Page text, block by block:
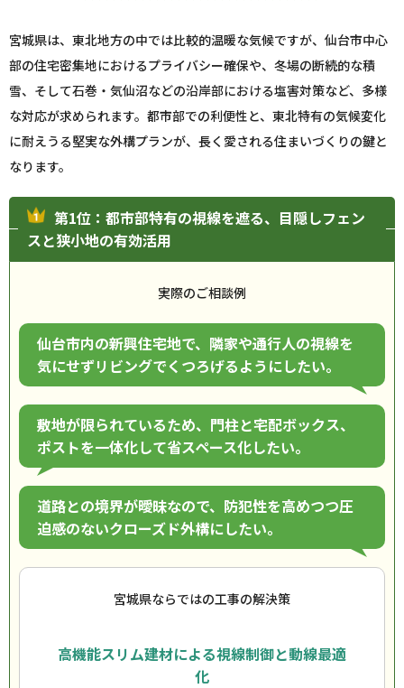
宮城県は、東北地方の中では比較的温暖な気候ですが、仙台市中心
部の住宅密集地におけるプライバシー確保や、冬場の断続的な積
雪、そして石巻・気仙沼などの沿岸部における塩害対策など、多様
な対応が求められます。都市部での利便性と、東北特有の気候変化
に耐えうる堅実な外構プランが、長く愛される住まいづくりの鍵と
なります。
第1位：都市部特有の視線を遮る、目隠しフェン
スと狭小地の有効活用
実際のご相談例
仙台市内の新興住宅地で、隣家や通行人の視線を
気にせずリビングでくつろげるようにしたい。
敷地が限られているため、門柱と宅配ボックス、
ポストを一体化して省スペース化したい。
道路との境界が曖昧なので、防犯性を高めつつ圧
迫感のないクローズド外構にしたい。
宮城県ならではの工事の解決策
高機能スリム建材による視線制御と動線最適
化